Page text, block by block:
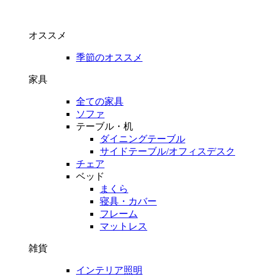
オススメ
季節のオススメ
家具
全ての家具
ソファ
テーブル・机
ダイニングテーブル
サイドテーブル/オフィスデスク
チェア
ベッド
まくら
寝具・カバー
フレーム
マットレス
雑貨
インテリア照明